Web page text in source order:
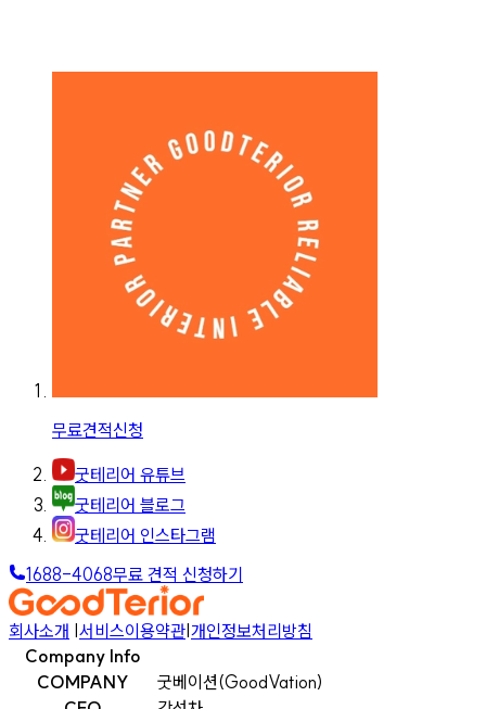
무료견적신청
굿테리어 유튜브
굿테리어 블로그
굿테리어 인스타그램
1688-4068무료 견적 신청하기
회사소개 |서비스이용약관|개인정보처리방침
Company Info
COMPANY
굿베이션(GoodVation)